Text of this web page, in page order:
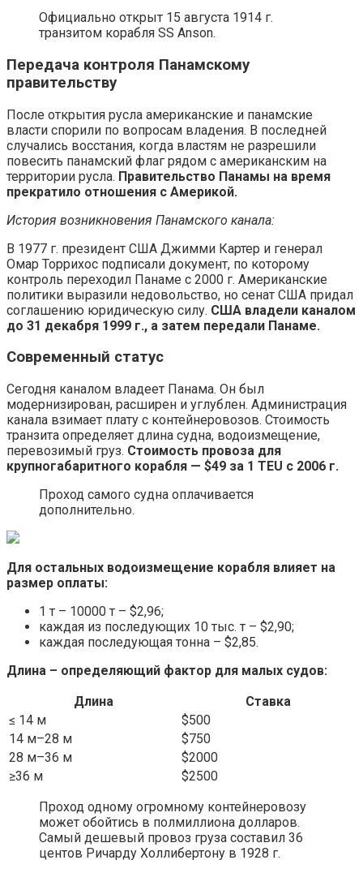
Официально открыт 15 августа 1914 г.
транзитом корабля SS Anson.
Передача контроля Панамскому
правительству
После открытия русла американские и панамские
власти спорили по вопросам владения. В последней
случались восстания, когда властям не разрешили
повесить панамский флаг рядом с американским на
территории русла. Правительство Панамы на время
прекратило отношения с Америкой.
История возникновения Панамского канала:
В 1977 г. президент США Джимми Картер и генерал
Омар Торрихос подписали документ, по которому
контроль переходил Панаме с 2000 г. Американские
политики выразили недовольство, но сенат США придал
соглашению юридическую силу. США владели каналом
до 31 декабря 1999 г., а затем передали Панаме.
Современный статус
Сегодня каналом владеет Панама. Он был
модернизирован, расширен и углублен. Администрация
канала взимает плату с контейнеровозов. Стоимость
транзита определяет длина судна, водоизмещение,
перевозимый груз. Стоимость провоза для
крупногабаритного корабля — $49 за 1 TEU с 2006 г.
Проход самого судна оплачивается
дополнительно.
Для остальных водоизмещение корабля влияет на
размер оплаты:
1 т – 10000 т – $2,96;
каждая из последующих 10 тыс. т – $2,90;
каждая последующая тонна – $2,85.
Длина – определяющий фактор для малых судов:
Длина
Ставка
≤ 14 м
$500
14 м–28 м
$750
28 м–36 м
$2000
≥36 м
$2500
Проход одному огромному контейнеровозу
может обойтись в полмиллиона долларов.
Самый дешевый провоз груза составил 36
центов Ричарду Холлибертону в 1928 г.